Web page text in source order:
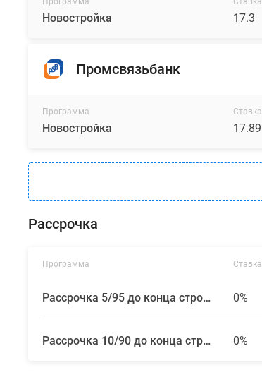
Новостройка 17.3
Промсвязьбанк
Программа
Новостройка
Ставка
17.89
Рассрочка
Программа
Рассрочка 5/95 до конца строительства
Ставка
0%
Рассрочка 10/90 до конца строительства 0%